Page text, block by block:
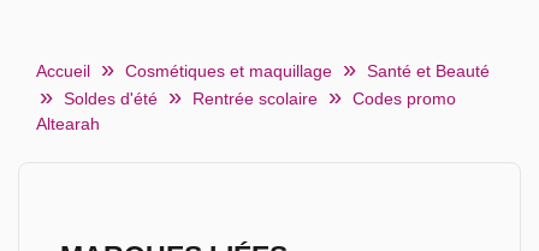
Accueil Cosmétiques et maquillage
Santé et Beauté
Soldes d'été
Rentrée scolaire
Codes promo
Altearah